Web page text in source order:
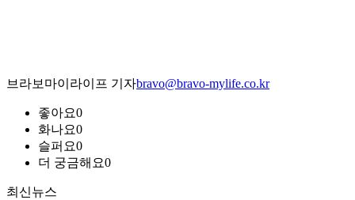
브라보마이라이프 기자bravo@bravo-mylife.co.kr
좋아요0
화나요0
슬퍼요0
더 궁금해요0
최신뉴스